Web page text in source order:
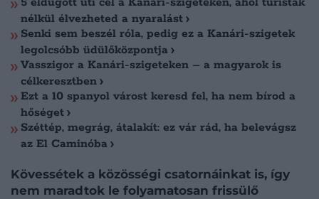
nélkül élvezheted a nyaralást
Senki sem beszél róla, pedig ez a Kanári-szigetek
legolcsóbb üdülőközpontja
Vasszigor a Kanári-szigeteken – a magyarok is
célkeresztben
Ezt a 10 spanyol várost keresd fel, ha nem bírod a
hőséget
Széttép, megrág, átalakít: ez vár rád, ha belevágsz
az El Caminóba
Kövessétek a közösségi csatornáinkat is, így
nem maradtok le folyamatosan frissülő